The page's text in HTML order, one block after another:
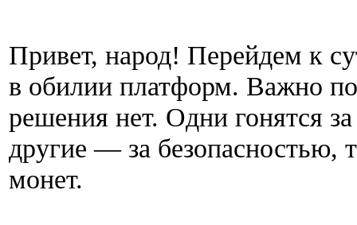
Привет, народ! Перейдем к
в обилии платформ. Важно
решения нет. Одни гонятся
другие — за безопасностью,
монет.